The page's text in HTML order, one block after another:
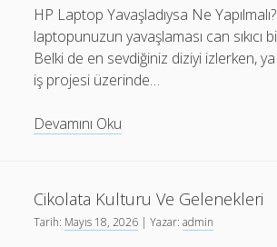
Yontemler
HP Laptop Yavaşladıysa Ne
laptopunuzun yavaşlaması can sıkıcı
Belki de en sevdiğiniz diziyi izlerken,
iş projesi üzerinde…
Devamını Oku
Yapilmali
Cikolata Kulturu Ve Gelenekleri
Tarih: Mayıs 18, 2026 | Yazar:admin